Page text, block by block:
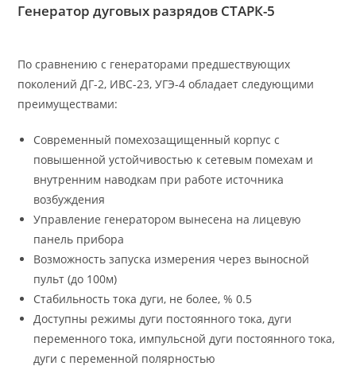
Генератор дуговых разрядов СТАРК-5
По сравнению с генераторами предшествующих
поколений ДГ-2, ИВС-23, УГЭ-4 обладает следующими
преимуществами:
Современный помехозащищенный корпус с
повышенной устойчивостью к сетевым помехам и
внутренним наводкам при работе источника
возбуждения
Управление генератором вынесена на лицевую
панель прибора
Возможность запуска измерения через выносной
пульт (до 100м)
Стабильность тока дуги, не более, % 0.5
Доступны режимы дуги постоянного тока, дуги
переменного тока, импульсной дуги постоянного тока,
дуги с переменной полярностью